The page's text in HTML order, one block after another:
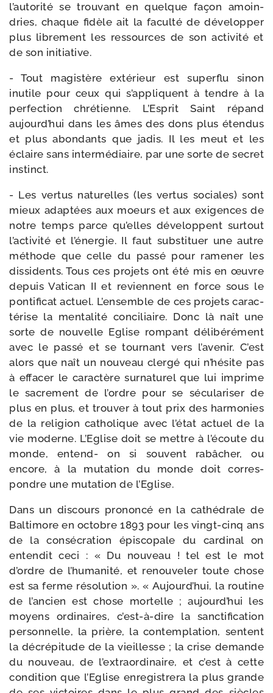
l’au­to­ri­té se trou­vant en quelque façon amoin­
dries, chaque fidèle ait la facul­té de déve­lop­per
plus libre­ment les res­sources de son acti­vi­té et
de son initiative.
- Tout magis­tère exté­rieur est super­flu sinon
inutile pour ceux qui s’ap­pliquent à tendre à la
per­fec­tion chré­tienne. L’Esprit Saint répand
aujourd’­hui dans les âmes des dons plus éten­dus
et plus abon­dants que jadis. Il les meut et les
éclaire sans inter­mé­diaire, par une sorte de secret
instinct.
- Les ver­tus natu­relles (les ver­tus sociales) sont
mieux adap­tées aux moeurs et aux exi­gences de
notre temps parce qu’elles déve­loppent sur­tout
l’ac­ti­vi­té et l’éner­gie. Il faut sub­sti­tuer une autre
méthode que celle du pas­sé pour rame­ner les
dis­si­dents. Tous ces pro­jets ont été mis en œuvre
depuis Vatican II et reviennent en force sous le
pon­ti­fi­cat actuel. L’ensemble de ces pro­jets carac­
té­rise la men­ta­li­té conci­liaire. Donc là naît une
sorte de nou­velle Eglise rom­pant déli­bé­ré­ment
avec le pas­sé et se tour­nant vers l’a­ve­nir. C’est
alors que naît un nou­veau cler­gé qui n’hé­site pas
à effa­cer le carac­tère sur­na­tu­rel que lui imprime
le sacre­ment de l’ordre pour se sécu­la­ri­ser de
plus en plus, et trou­ver à tout prix des har­mo­nies
de la reli­gion catho­lique avec l’é­tat actuel de la
vie moderne. L’Eglise doit se mettre à l’é­coute du
monde, entend- on si sou­vent rabâ­cher, ou
encore, à la muta­tion du monde doit cor­res­
pondre une muta­tion de l’Eglise.
Dans un dis­cours pro­non­cé en la cathé­drale de
Baltimore en octobre 1893 pour les vingt-​cinq ans
de la consé­cra­tion épis­co­pale du car­di­nal on
enten­dit ceci : « Du nou­veau ! tel est le mot
d’ordre de l’hu­ma­ni­té, et renou­ve­ler toute chose
est sa ferme réso­lu­tion ». « Aujourd’hui, la rou­tine
de l’an­cien est chose mor­telle ; aujourd’­hui les
moyens ordi­naires, c’est-​à-​dire la sanc­ti­fi­ca­tion
per­son­nelle, la prière, la contem­pla­tion, sentent
la décré­pi­tude de la vieillesse ; la crise demande
du nou­veau, de l’ex­tra­or­di­naire, et c’est à cette
condi­tion que l’Eglise enre­gis­tre­ra la plus grande